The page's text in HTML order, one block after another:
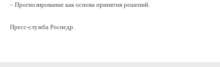
– Прогнозирование как основа принятия решений.
Пресс-служба Роснедр.